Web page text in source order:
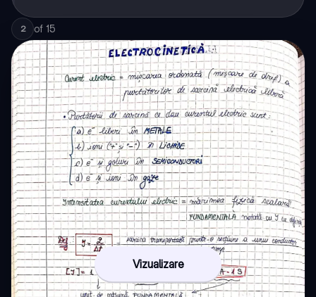
2 of 15
Vizualizare